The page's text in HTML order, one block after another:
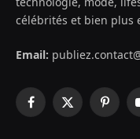
célébrités et bien plus
Email:
Facebook
X